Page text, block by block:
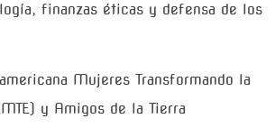
finanzas éticas y defensa de los
Mujeres Transformando la
y Amigos de la Tierra